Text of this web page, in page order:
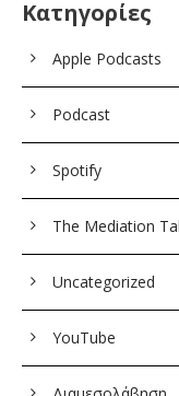
Κατηγορίες
Apple Podcasts
Podcast
Spotify
The Mediation
Uncategorized
YouTube